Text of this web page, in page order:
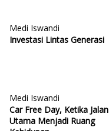
Medi Iswandi
Investasi Lintas Generasi
Medi Iswandi
Car Free Day, Ketika Jalan
Utama Menjadi Ruang